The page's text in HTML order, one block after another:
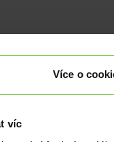
Více o
víc